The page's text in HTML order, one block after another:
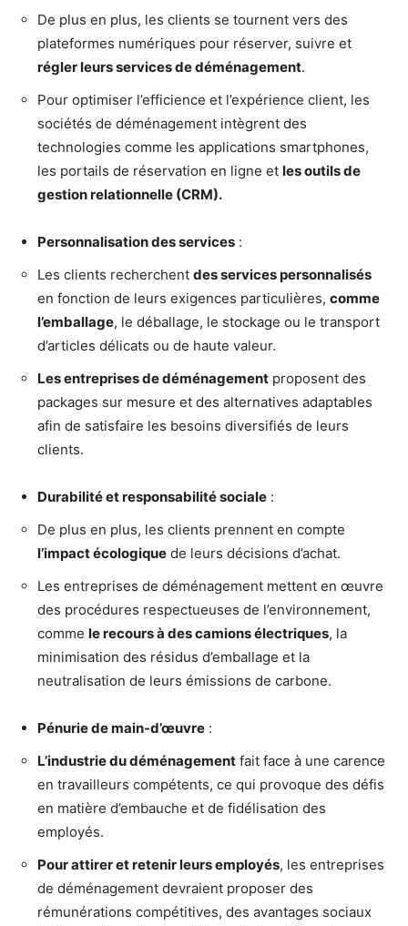
De plus en plus, les clients se tournent vers des
plateformes numériques pour réserver, suivre et
régler leurs services de déménagement.
Pour optimiser l’efficience et l’expérience client, les
sociétés de déménagement intègrent des
technologies comme les applications smartphones,
les portails de réservation en ligne et les outils de
gestion relationnelle (CRM).
Personnalisation des services :
Les clients recherchent des services personnalisés
en fonction de leurs exigences particulières, comme
l’emballage, le déballage, le stockage ou le transport
d’articles délicats ou de haute valeur.
Les entreprises de déménagement proposent des
packages sur mesure et des alternatives adaptables
afin de satisfaire les besoins diversifiés de leurs
clients.
Durabilité et responsabilité sociale :
De plus en plus, les clients prennent en compte
l’impact écologique de leurs décisions d’achat.
Les entreprises de déménagement mettent en œuvre
des procédures respectueuses de l’environnement,
comme le recours à des camions électriques, la
minimisation des résidus d’emballage et la
neutralisation de leurs émissions de carbone.
Pénurie de main-d’œuvre :
L’industrie du déménagement fait face à une carence
en travailleurs compétents, ce qui provoque des défis
en matière d’embauche et de fidélisation des
employés.
Pour attirer et retenir leurs employés, les entreprises
de déménagement devraient proposer des
rémunérations compétitives, des avantages sociaux